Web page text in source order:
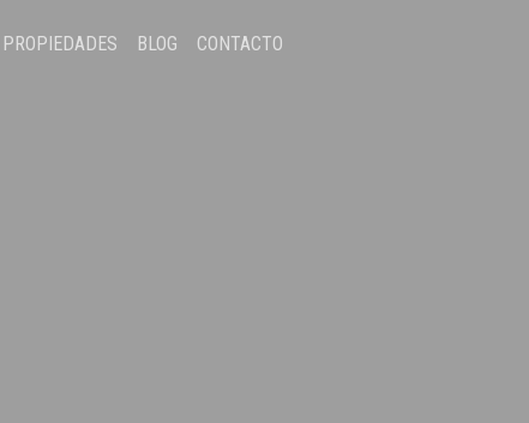
PROPIEDADES BLOG CONTACTO